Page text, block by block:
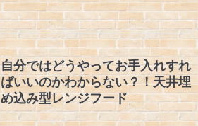
自分ではどうやってお手入れすれ
ばいいのかわからない？！天井埋
め込み型レンジフード